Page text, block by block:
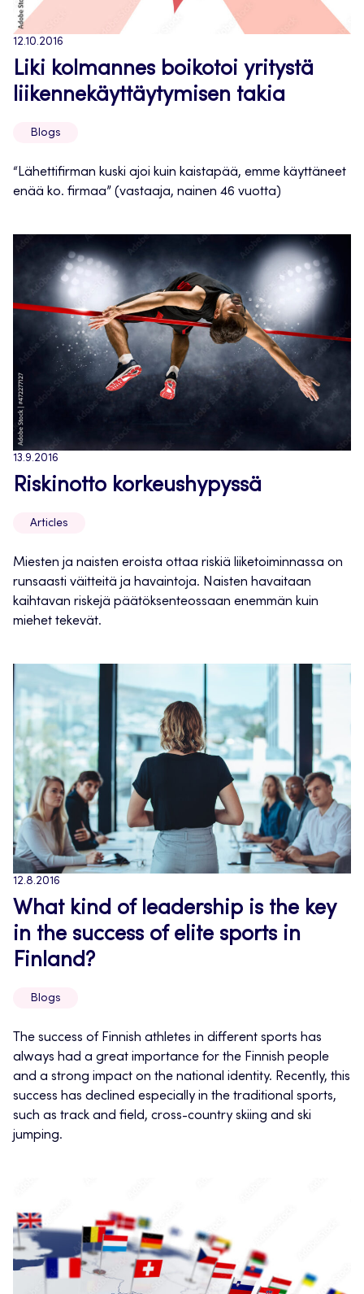
12.10.2016
Liki kolmannes boikotoi yritystä
liikennekäyttäytymisen takia
Blogs
“Lähettifirman kuski ajoi kuin kaistapää, emme käyttäneet
enää ko. firmaa” (vastaaja, nainen 46 vuotta)
13.9.2016
Riskinotto korkeushypyssä
Articles
Miesten ja naisten eroista ottaa riskiä liiketoiminnassa on
runsaasti väitteitä ja havaintoja. Naisten havaitaan
kaihtavan riskejä päätöksenteossaan enemmän kuin
miehet tekevät.
12.8.2016
What kind of leadership is the key
in the success of elite sports in
Finland?
Blogs
The success of Finnish athletes in different sports has
always had a great importance for the Finnish people
and a strong impact on the national identity. Recently, this
success has declined especially in the traditional sports,
such as track and field, cross-country skiing and ski
jumping.